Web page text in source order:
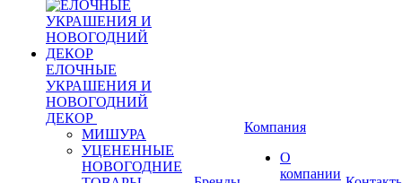
ЕЛОЧНЫЕ
УКРАШЕНИЯ И
НОВОГОДНИЙ
ДЕКОР
МИШУРА
УЦЕНЕННЫЕ
НОВОГОДНИЕ
Компания
О
компании